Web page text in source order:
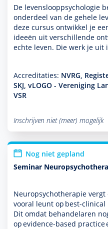
De levens­looppsycho­logie
onder­deel van de gehele
deze cursus ontwik­kel je
ideeën uit ver­schil­lende
echte leven. Die werk je uit
Accreditaties: NVRG,
SKJ, vLOGO - Vereniging
VSR
Inschrijven niet (meer) mogelijk
Nog niet gepland
Seminar
Neuropsycho­thera­pie
vooral leunt op best-
Dit omdat behan­delaren
op evidence-based